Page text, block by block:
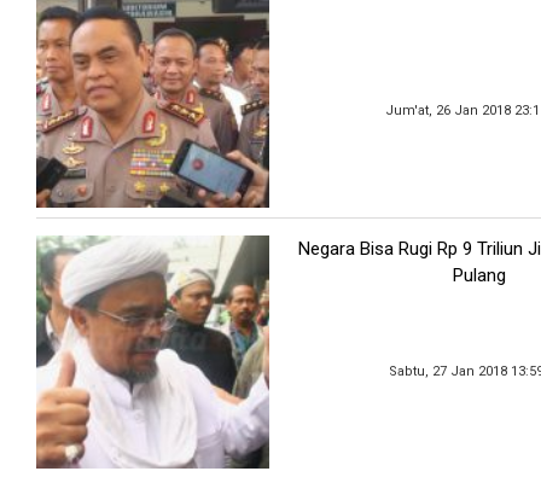
Jum'at, 26 Jan 2018
Negara Bisa Rugi Rp 9 Triliun
Pulang
Sabtu, 27 Jan 2018